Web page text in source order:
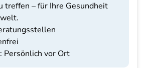
treffen – für Ihre Gesundheit
Persönlich vor Ort